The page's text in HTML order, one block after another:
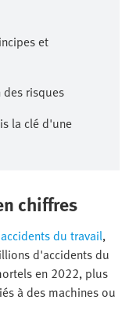
et
risques
la clé d'une
chiffres
du travail,
d'accidents du
en 2022, plus
à des machines ou